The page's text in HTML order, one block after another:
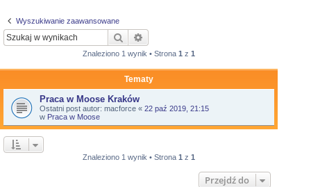
Wyszukiwanie zaawansowane
Szukaj
Znaleziono 1 wynik • Strona 1 z 1
Tematy
Praca w Moose Kraków
Ostatni post autor: macforce « 22 paź 2019, 21:15
w Praca w Moose
Znaleziono 1 wynik • Strona 1 z 1
Przejdź do